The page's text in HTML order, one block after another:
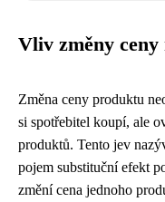
Vliv změny
Změna ceny produktu
si spotřebitel koupí, ale
produktů. Tento jev
pojem substituční efekt
změní cena jednoho